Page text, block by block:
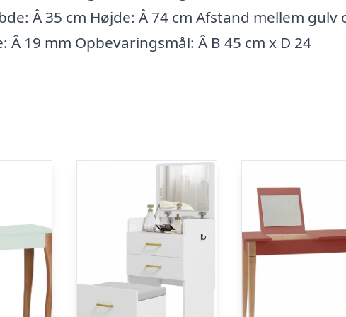
Â 35 cm Højde: Â 74 cm Afstand mellem gulv
19 mm Opbevaringsmål: Â B 45 cm x D 24